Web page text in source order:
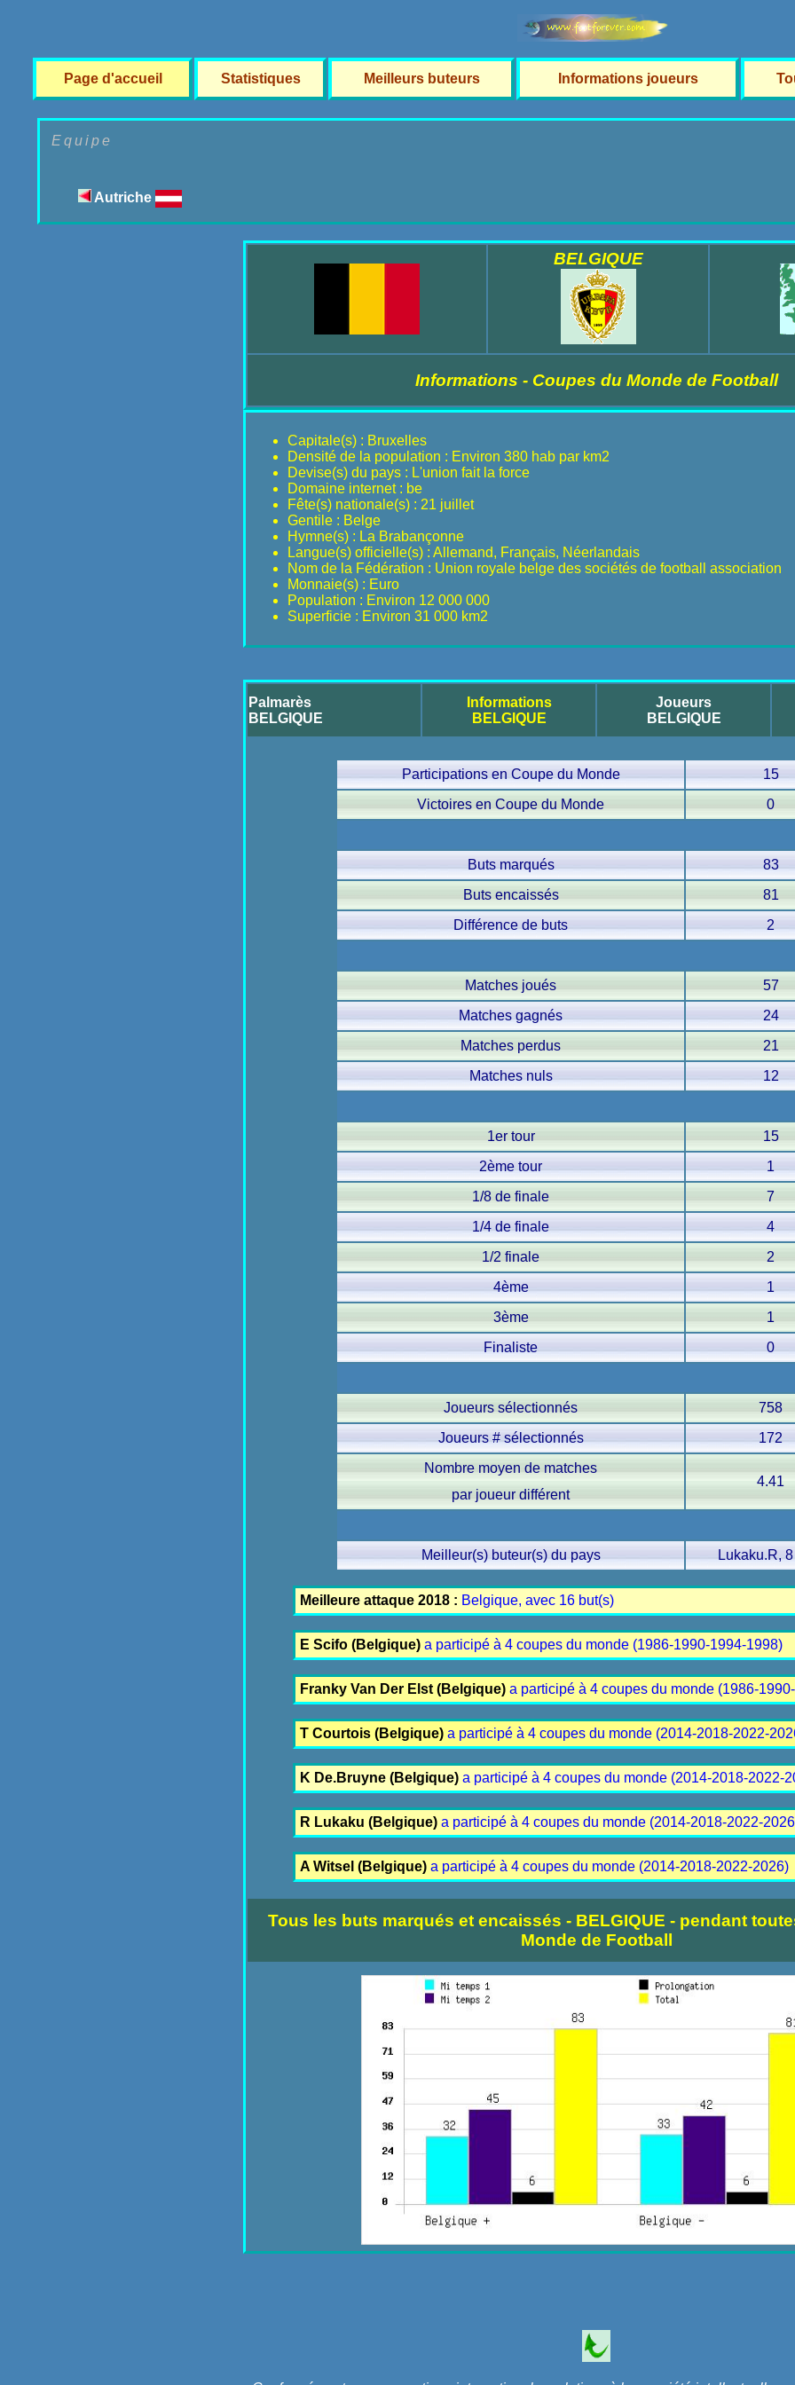
Page d'accueil Statistiques Meilleurs buteurs Informations joueurs
Equipe
Autriche
BELGIQUE
Informations - Coupes du Monde de Football
Capitale(s) : Bruxelles
Densité de la population : Environ 380 hab par km2
Devise(s) du pays : L'union fait la force
Domaine internet : be
Fête(s) nationale(s) : 21 juillet
Gentile : Belge
Hymne(s) : La Brabançonne
Langue(s) officielle(s) : Allemand, Français, Néerlandais
Nom de la Fédération : Union royale belge des sociétés de football association
Monnaie(s) : Euro
Population : Environ 12 000 000
Superficie : Environ 31 000 km2
Palmarès
BELGIQUE
Informations
BELGIQUE
Joueurs
BELGIQUE
Participations en Coupe du Monde
15
Victoires en Coupe du Monde
0
Buts marqués
83
Buts encaissés
81
Différence de buts
2
Matches joués
57
Matches gagnés
24
Matches perdus
21
Matches nuls
12
1er tour
15
2ème tour
1
1/8 de finale
7
1/4 de finale
4
1/2 finale
2
4ème
1
3ème
1
Finaliste
0
Joueurs sélectionnés
758
Joueurs # sélectionnés
172
Nombre moyen de matches
par joueur différent
4.41
Meilleur(s) buteur(s) du pays Lukaku.R,
Meilleure attaque 2018 : Belgique, avec 16 but(s)
E Scifo (Belgique) a participé à 4 coupes du monde (1986-1990-1994-1998)
Franky Van Der Elst (Belgique) a participé à 4 coupes du monde (1986-
T Courtois (Belgique) a participé à 4 coupes du monde (2014-2018-2022-
K De.Bruyne (Belgique) a participé à 4 coupes du monde (2014-2018-2022-
R Lukaku (Belgique) a participé à 4 coupes du monde (2014-2018-2022-
A Witsel (Belgique) a participé à 4 coupes du monde (2014-2018-2022-2026)
Tous les buts marqués et encaissés - BELGIQUE - pendant
Monde de Football